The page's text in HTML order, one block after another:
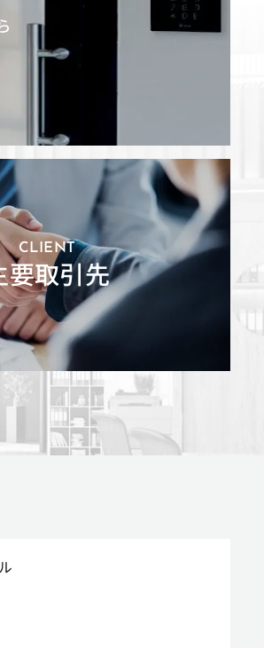
CLIENT
要取引先